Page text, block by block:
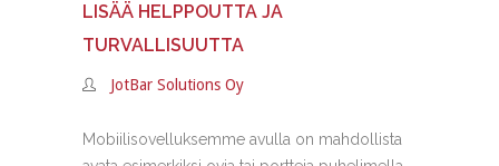
LISÄÄ HELPPOUTTA JA
TURVALLISUUTTA
JotBar Solutions Oy
Mobiilisovelluksemme avulla on mahdollista